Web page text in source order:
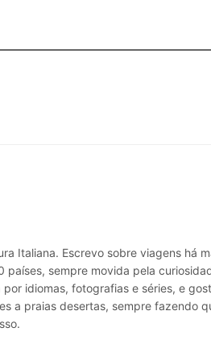
Italiana. Escrevo sobre viagens há
países, sempre movida pela
idiomas, fotografias e séries, e
a praias desertas, sempre fazendo